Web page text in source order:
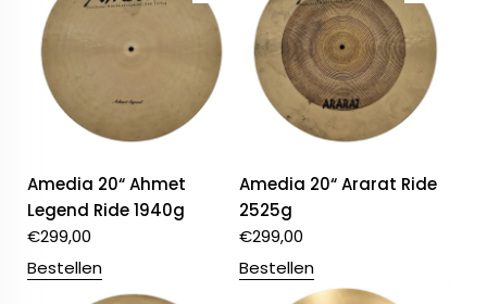
Amedia 20“ Ahmet
Legend Ride 1940g
€299,00
Bestellen
Amedia 20“ Ararat Ride
2525g
€299,00
Bestellen